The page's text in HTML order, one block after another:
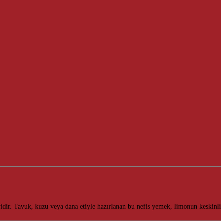
Tavuk, kuzu veya dana etiyle hazırlanan bu nefis yemek, limonun